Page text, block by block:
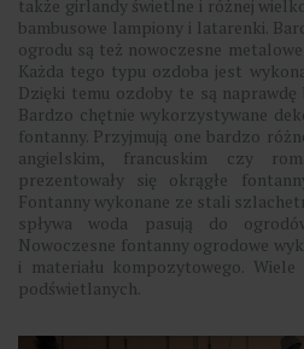
także girlandy świetlne i różnej
bambusowe lampiony i latarenki.
ogrodu są też nowoczesne
Każda tego typu ozdoba jest
Dzięki temu ozdoby te są naprawdę
Bardzo chętnie wykorzystywane
fontanny. Przyjmują one bardzo
angielskim, francuskim czy
prezentowały się okrągłe
Fontanny wykonane ze stali
spływa woda pasują do
Nowoczesne fontanny ogrodowe
i materiału kompozytowego.
podświetlanych.